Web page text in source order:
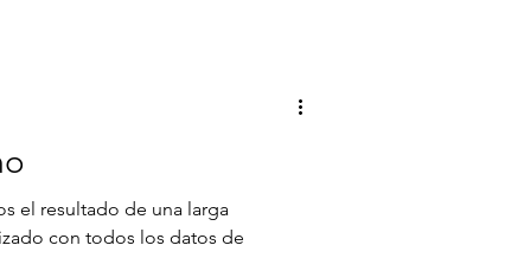
el resultado de una larga
con todos los datos de